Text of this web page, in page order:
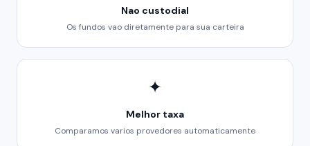
Nao custodial
Os fundos vao diretamente para sua carteira
✦
Melhor taxa
Comparamos varios provedores automaticamente